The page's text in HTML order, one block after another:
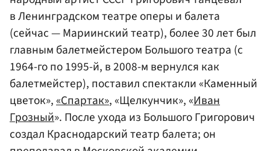
в Ленинградском театре оперы и балета
(сейчас — Мариинский театр), более 30 лет был
главным балетмейстером Большого театра (с
1964-го по 1995-й, в 2008-м вернулся как
балетмейстер), поставил спектакли «Каменный
цветок»,«Спартак», «Щелкунчик», «Иван
Грозный». После ухода из Большого Григорович
создал Краснодарский театр балета; он